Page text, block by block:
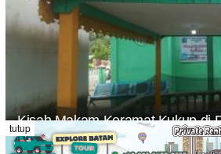
Kisah Makam Keramat Kukup di
Rabu, 18 Februari 2026
tutup